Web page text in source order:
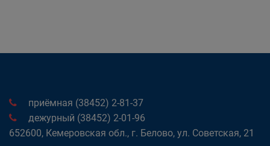
приёмная (38452) 2-81-37
дежурный (38452) 2-01-96
652600, Кемеровская обл., г. Белово, ул. Советская, 21